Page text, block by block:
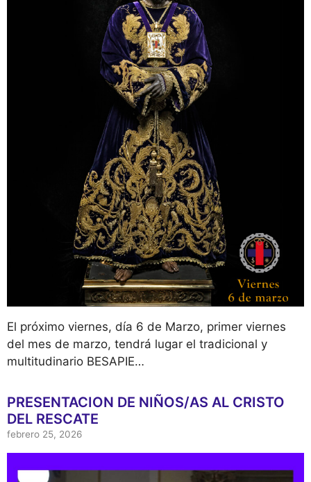
El próximo viernes, día 6 de Marzo, primer viernes
del mes de marzo, tendrá lugar el tradicional y
multitudinario BESAPIE…
PRESENTACION DE NIÑOS/AS AL CRISTO
DEL RESCATE
febrero 25, 2026